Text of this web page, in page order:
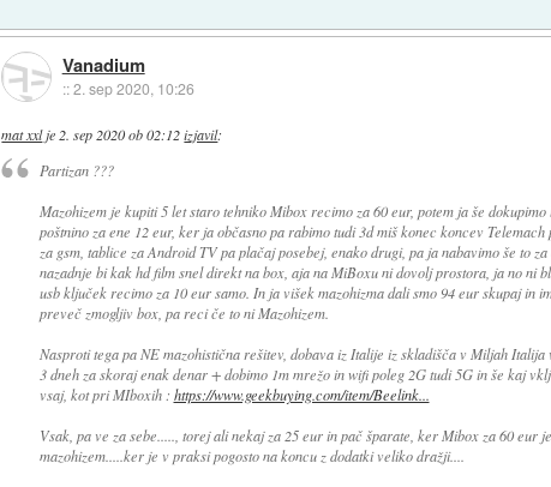
Vanadium
::2. sep 2020, 10:26
mat xxlje 2. sep 2020 ob 02:12 izjavil:
Partizan ???
Mazohizem je kupiti 5 let staro tehniko Mibox recimo za 60 eur, potem ja še dokupimo
poštnino za ene 12 eur, ker ja občasno pa rabimo tudi 3d miš konec koncev
za gsm, tablice za Android TV pa plačaj posebej, enako drugi, pa ja nabavimo še to
nazadnje bi kak hd film snel direkt na box, aja na MiBoxu ni dovolj prostora, ja no ni
usb ključek recimo za 10 eur samo. In ja višek mazohizma dali smo 94 eur skupaj in
preveč zmogljiv box, pa reci če to ni Mazohizem.
Nasproti tega pa NE mazohistična rešitev, dobava iz Italije iz skladišča v Miljah
3 dneh za skoraj enak denar + dobimo 1m mrežo in wifi poleg 2G tudi 5G in še kaj
vsaj, kot pri MIboxih : https://www.geekbuying.com/item/Beelink...
Vsak, pa ve za sebe....., torej ali nekaj za 25 eur in pač šparate, ker Mibox za 60 eur
mazohizem.....ker je v praksi pogosto na koncu z dodatki veliko dražji....